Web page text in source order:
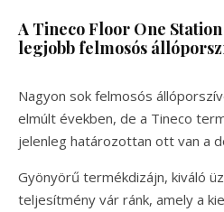
A Tineco Floor One
legjobb felmosós
Nagyon sok felmosós
elmúlt években, de a Tineco
jelenleg határozottan ott van a
Gyönyörű termékdizájn, kiváló
teljesítmény vár ránk, amely a